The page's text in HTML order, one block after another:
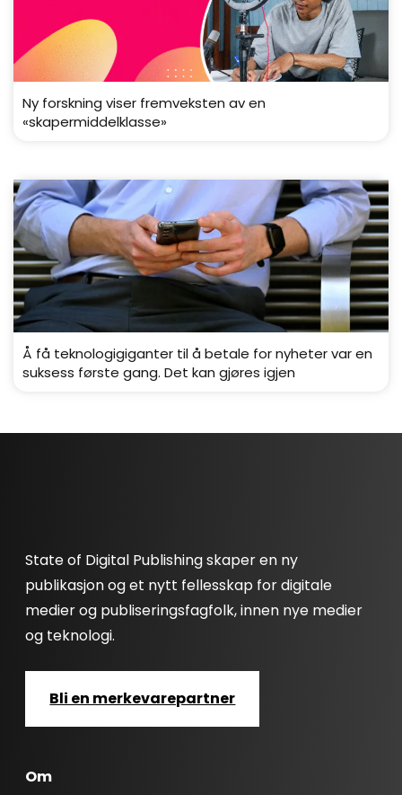
Ny forskning viser fremveksten av en
«skapermiddelklasse»
Å få teknologigiganter til å betale for nyheter var en
suksess første gang. Det kan gjøres igjen
State of Digital Publishing skaper en ny
publikasjon og et nytt fellesskap for digitale
medier og publiseringsfagfolk, innen nye medier
og teknologi.
Bli en merkevarepartner
Om